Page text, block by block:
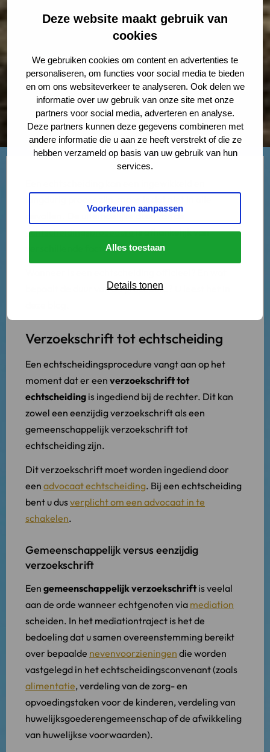
Deze website maakt gebruik van
cookies
We gebruiken cookies om content en advertenties te
personaliseren, om functies voor social media te bieden
en om ons websiteverkeer te analyseren. Ook delen we
informatie over uw gebruik van onze site met onze
partners voor social media, adverteren en analyse.
Deze partners kunnen deze gegevens combineren met
andere informatie die u aan ze heeft verstrekt of die ze
hebben verzameld op basis van uw gebruik van hun
services.
Voorkeuren aanpassen
Alles toestaan
Details tonen
gevallen. De uiteindelijke duur van de
echtscheidingsprocedureis afhankelijk van
verschillende factoren.
bepaalt de duur van de procedure? U leest het in
Verzoekschrift tot echtscheiding
Een echtscheidingsprocedure vangt aan op het
moment dat er een verzoekschrift tot
echtscheiding is ingediend bij de rechter. Dit kan
zowel een eenzijdig verzoekschrift als een
gemeenschappelijk verzoekschrift tot
echtscheiding zijn.
Dit verzoekschrift moet worden ingediend door
een advocaat echtscheiding. Bij een echtscheiding
bent u dusverplicht om een advocaat in te
schakelen.
Gemeenschappelijk versus eenzijdig
verzoekschrift
Een gemeenschappelijk verzoekschriftis veelal
aan de orde wanneer echtgenoten via mediation
scheiden. In het mediationtraject is het de
bedoeling dat u samen overeenstemming bereikt
over bepaalde nevenvoorzieningen die worden
vastgelegd in het echtscheidingsconvenant (zoals
alimentatie, verdeling van de zorg- en
opvoedingstaken voor de kinderen, verdeling van
huwelijksgoederengemeenschap of de afwikkeling
van huwelijkse voorwaarden).